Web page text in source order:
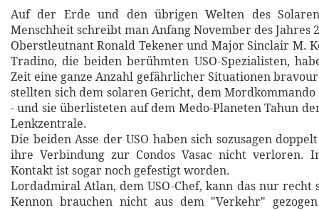
Auf der Erde und den übrigen Welten des
Menschheit schreibt man Anfang November des Jahres
Oberstleutnant Ronald Tekener und Major Sinclair M.
Tradino, die beiden berühmten USO-Spezialisten,
Zeit eine ganze Anzahl gefährlicher Situationen
stellten sich dem solaren Gericht, dem Mordkommando
- und sie überlisteten auf dem Medo-Planeten Tahun
Lenkzentrale.
Die beiden Asse der USO haben sich sozusagen
ihre Verbindung zur Condos Vasac nicht verloren.
Kontakt ist sogar noch gefestigt worden.
Lordadmiral Atlan, dem USO-Chef, kann das nur recht
Kennon brauchen nicht aus dem "Verkehr"